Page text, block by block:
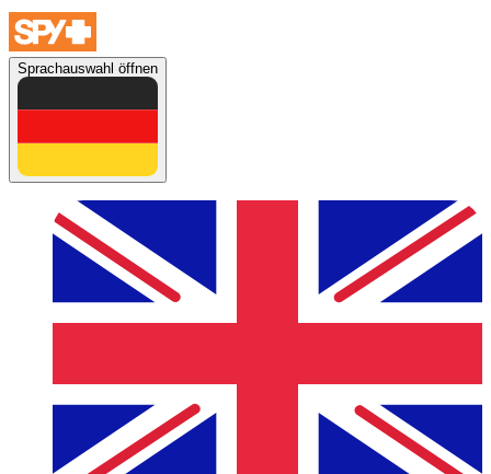
Sprachauswahl öffnen